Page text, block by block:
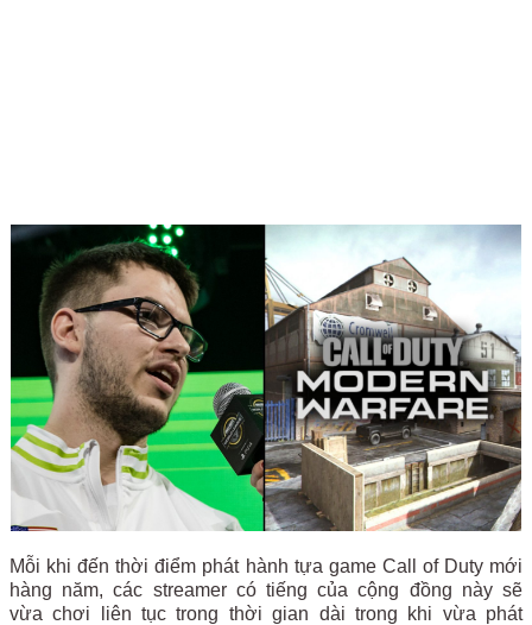
Mỗi khi đến thời điểm phát hành tựa game Call of Duty mới
hàng năm, các streamer có tiếng của cộng đồng này sẽ
vừa chơi liên tục trong thời gian dài trong khi vừa phát